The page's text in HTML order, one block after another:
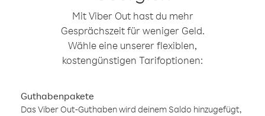
Mit Viber Out hast du mehr
Gesprächszeit für weniger Geld.
Wähle eine unserer flexiblen,
kostengünstigen Tarifoptionen:
Guthabenpakete
Das Viber Out-Guthaben wird deinem Saldo hinzugefügt,